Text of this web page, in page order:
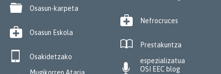
 Osasun-karpeta
 Osasun Eskola

Osakidetzako
 Nefrocruces

Prestakuntza
espezializatua
 OSI EEC blog